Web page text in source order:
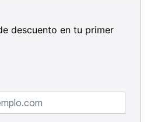
descuento en tu primer